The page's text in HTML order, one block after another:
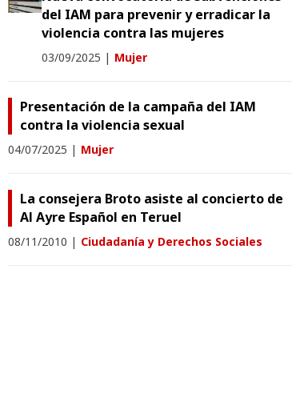
del IAM para prevenir y erradicar la
violencia contra las mujeres
03/09/2025 | Mujer
Presentación de la campaña del IAM
contra la violencia sexual
04/07/2025 | Mujer
La consejera Broto asiste al concierto de
Al Ayre Español en Teruel
08/11/2010 | Ciudadanía y Derechos Sociales